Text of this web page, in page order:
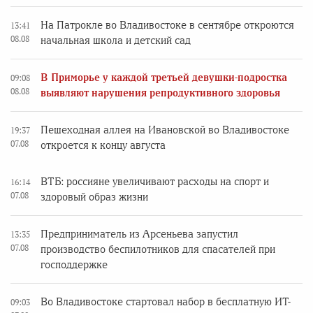
13:41
08.08
На Патрокле во Владивостоке в сентябре откроются
начальная школа и детский сад
09:08
08.08
В Приморье у каждой третьей девушки-подростка
выявляют нарушения репродуктивного здоровья
19:37
07.08
Пешеходная аллея на Ивановской во Владивостоке
откроется к концу августа
16:14
07.08
ВТБ: россияне увеличивают расходы на спорт и
здоровый образ жизни
13:35
07.08
Предприниматель из Арсеньева запустил
производство беспилотников для спасателей при
господдержке
09:03
Во Владивостоке стартовал набор в бесплатную ИТ-